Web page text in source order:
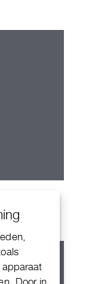
apparaat
Door in